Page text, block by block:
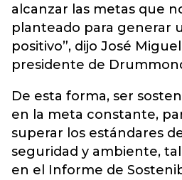
alcanzar las metas que
planteado para generar
positivo”, dijo José
presidente de
De esta forma, ser
en la meta constante,
superar los estándares
seguridad y ambiente,
en el Informe de